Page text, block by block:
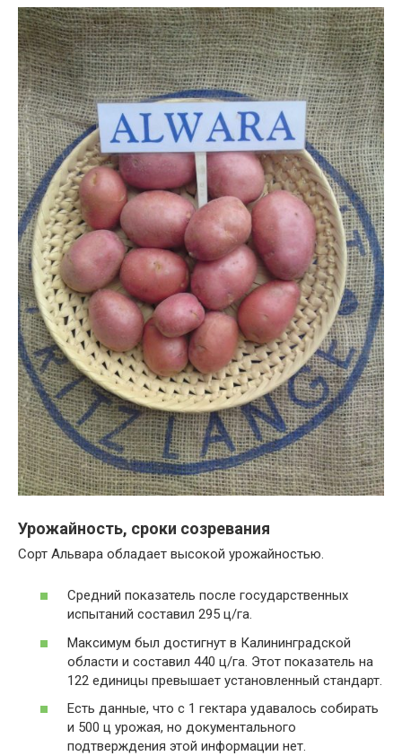
Урожайность, сроки созревания
Сорт Альвара обладает высокой урожайностью.
Средний показатель после государственных
испытаний составил 295 ц/га.
Максимум был достигнут в Калининградской
области и составил 440 ц/га. Этот показатель на
122 единицы превышает установленный стандарт.
Есть данные, что с 1 гектара удавалось собирать
и 500 ц урожая, но документального
подтверждения этой информации нет.